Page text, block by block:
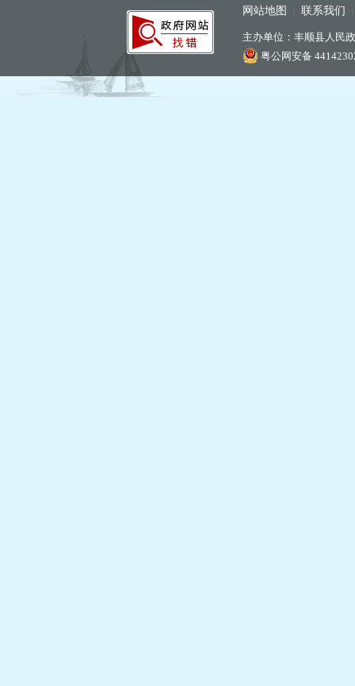
网站地图 联系我们
主办单位：丰顺县人民
粤公网安备